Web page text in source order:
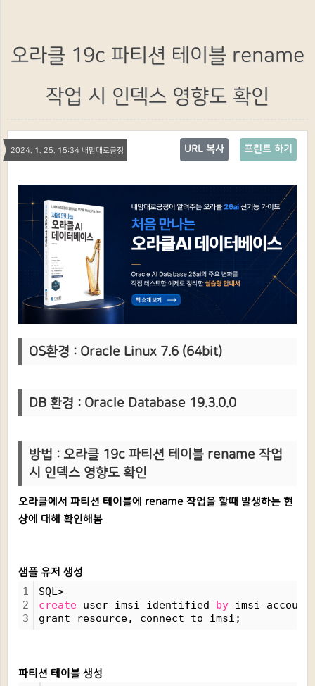
오라클 19c 파티션 테이블 rename
작업 시 인덱스 영향도 확인
2024. 1. 25. 15:34 내맘대로긍정 프린트 하기
URL 복사
OS환경 : Oracle Linux 7.6 (64bit)
DB 환경 : Oracle Database 19.3.0.0
방법 : 오라클 19c 파티션 테이블 rename 작업
시 인덱스 영향도 확인
오라클에서 파티션 테이블에 rename 작업을 할때 발생하는 현
상에 대해 확인해봄
샘플 유저 생성
1
2
3
SQL>
create user imsi identified by imsi
grant resource, connect to imsi;
파티션 테이블 생성